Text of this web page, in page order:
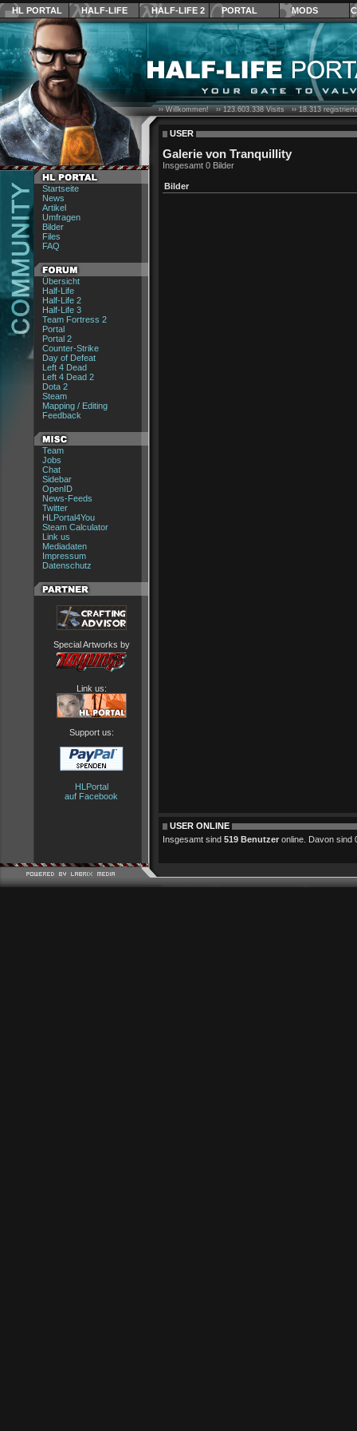
HL PORTAL HALF-LIFE HALF-LIFE 2 PORTAL MODS
Startseite
News
Artikel
Umfragen
Bilder
Files
FAQ
Übersicht
Half-Life
Half-Life 2
Half-Life 3
Team Fortress 2
Portal
Portal 2
Counter-Strike
Day of Defeat
Left 4 Dead
Left 4 Dead 2
Dota 2
Steam
Mapping / Editing
Feedback
Team
Jobs
Chat
Sidebar
OpenID
News-Feeds
Twitter
HLPortal4You
Steam Calculator
Link us
Mediadaten
Impressum
Datenschutz
Special Artworks by
Link us:
Support us:
HLPortal
auf Facebook
›› Willkommen! ››123.603.338Visits ››18.313
USER
Galerie von Tranquillity
Insgesamt 0 Bilder
Bilder
USER ONLINE
Insgesamt sind 519 Benutzer online. Davon sind